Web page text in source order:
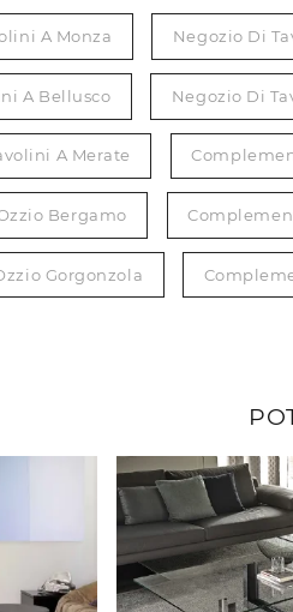
A Monza Negozio Di
A Bellusco Negozio Di
A Merate
Bergamo
Gorgonzola